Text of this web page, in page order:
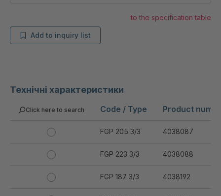
Технічні характеристики
Click here to search Code / Type Product
FGP 205 3/3 4038087
FGP 223 3/3 4038088
FGP 187 3/3 4038192
to the specification table
Add to inquiry list